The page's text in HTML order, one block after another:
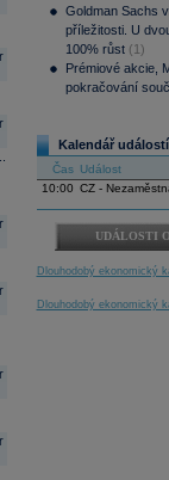
Goldman Sachs
příležitosti. U
100% růst (1)
Prémiové akcie,
pokračování
Kalendář událostí
Čas Událost
10:00 CZ -
UDÁLOSTI
Dlouhodobý ekonomický
Dlouhodobý ekonomický